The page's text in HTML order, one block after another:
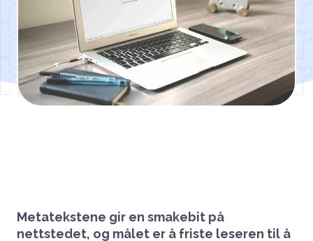
Metatekstene gir en smakebit på
nettstedet, og målet er å friste leseren til å